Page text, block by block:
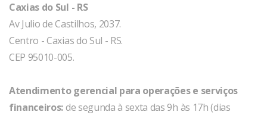
Caxias do Sul - RS
Av Julio de Castilhos, 2037.
Centro - Caxias do Sul - RS.
CEP 95010-005.
Atendimento gerencial para operações e serviços
financeiros:de segunda à sexta das 9h às 17h (dias